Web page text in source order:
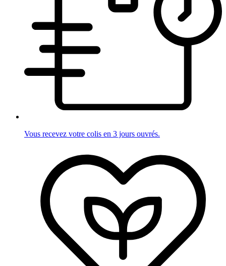
Vous recevez votre colis en 3 jours ouvrés.